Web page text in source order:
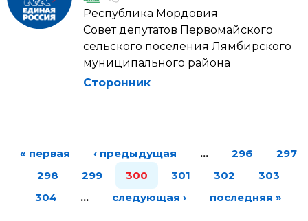
Республика Мордовия
Совет депутатов Первомайского
сельского поселения Лямбирского
муниципального района
Сторонник
« первая ‹ предыдущая … 296
297
298
299 300 301 302
303
304
… следующая › последняя »